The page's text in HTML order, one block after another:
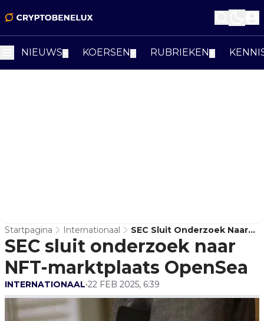
NIEUWS KOERSEN RUBRIEKEN
Startpagina Internationaal
SEC Sluit Onderzoek Naar
NFT-Marktplaats OpenSea
SEC sluit onderzoek naar
NFT-marktplaats OpenSea
INTERNATIONAAL•22 FEB 2025, 6:39